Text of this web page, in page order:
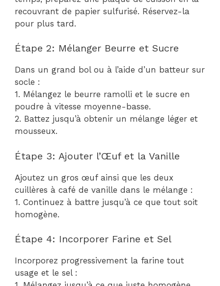
recouvrant de papier sulfurisé. Réservez-la
pour plus tard.
Étape 2: Mélanger Beurre et Sucre
Dans un grand bol ou à l’aide d’un batteur sur
socle :
1. Mélangez le beurre ramolli et le sucre en
poudre à vitesse moyenne-basse.
2. Battez jusqu’à obtenir un mélange léger et
mousseux.
Étape 3: Ajouter l’Œuf et la Vanille
Ajoutez un gros œuf ainsi que les deux
cuillères à café de vanille dans le mélange :
1. Continuez à battre jusqu’à ce que tout soit
homogène.
Étape 4: Incorporer Farine et Sel
Incorporez progressivement la farine tout
usage et le sel :